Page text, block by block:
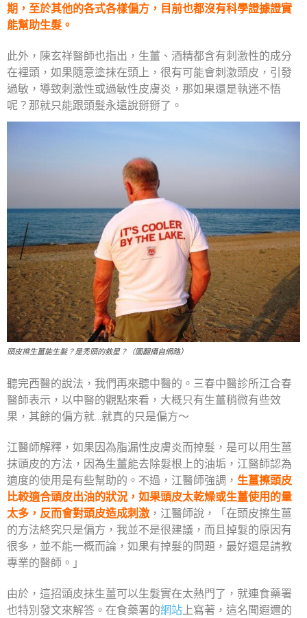
期，至於其他的各式各樣偏方，目前也都沒有科學證據證實
能幫助生髮。
此外，陳玄祥醫師也指出，生薑、酒精都含有刺激性的成分
在裡頭，如果隨意塗抹在頭上，很有可能會刺激頭皮，引發
過敏，導致刺激性或過敏性皮膚炎，那如果還是執迷不悟
呢？那就只能跟頭髮永遠說掰掰了。
頭皮擦生薑能生髮？是禿頭的救星？（圖翻攝自網路）
聽完西醫的說法，我們再來聽中醫的。三春中醫診所江合春
醫師表示，以中醫的觀點來看，大概只有生薑稍微有些效
果，其餘的偏方就…就真的只是偏方～
江醫師解釋，如果因為脂漏性皮膚炎而掉髮，是可以用生薑
抹頭皮的方法，因為生薑能去除髮根上的油垢，江醫師認為
適度的使用是有些幫助的。不過，江醫師強調， 生薑擦頭皮
比較適合頭皮出油的狀況，如果頭皮太乾燥或生薑使用的量
太多，反而會對頭皮造成刺激 ，江醫師說，「在頭皮擦生薑
的方法終究只是偏方，我並不是很建議，而且掉髮的原因有
很多，並不能一概而論，如果有掉髮的問題，最好還是請教
專業的醫師。」
由於，這招頭皮抹生薑可以生髮實在太熱門了，就連食藥署
也特別發文來解答。在食藥署的網站 上寫著，這名聞遐邇的